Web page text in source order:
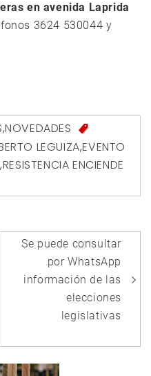
en avenida Laprida
3624 530044 y
,NOVEDADES
LEGUIZA,EVENTO
,RESISTENCIA ENCIENDE
Se puede consultar
por WhatsApp
información de las
elecciones
legislativas